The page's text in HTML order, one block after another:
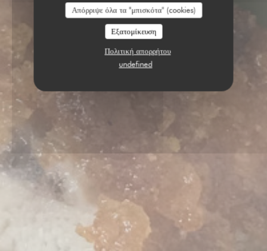
Απόρριψε όλα τα "μπισκότα" (cookies)
Εξατομίκευση
Πολιτική απορρήτου
undefined